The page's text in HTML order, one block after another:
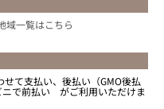
域一覧はこちら
て支払い、後払い（GMO後払
ニで前払い がご利用いただけま